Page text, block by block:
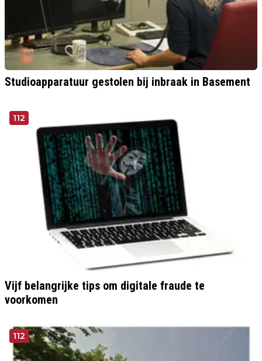
Studioapparatuur gestolen bij inbraak in Basement
112
Vijf belangrijke tips om digitale fraude te
voorkomen
112